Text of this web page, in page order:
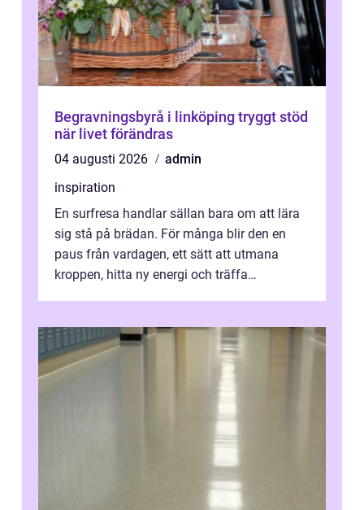
Begravningsbyrå i linköping tryggt stöd
när livet förändras
04 augusti 2026
admin
inspiration
En surfresa handlar sällan bara om att lära
sig stå på brädan. För många blir den en
paus från vardagen, ett sätt att utmana
kroppen, hitta ny energi och träffa